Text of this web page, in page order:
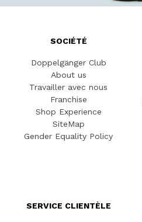
SOCIÉTÉ
Doppelgänger Club
About us
Travailler avec nous
Franchise
Shop Experience
SiteMap
Gender Equality Policy
SERVICE CLIENTÈLE